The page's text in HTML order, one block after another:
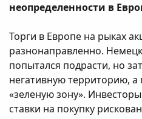
неопределенности в
Торги в Европе на рыках
разнонаправленно.
попытался подрасти, но
негативную территорию,
«зеленую зону».
ставки на покупку